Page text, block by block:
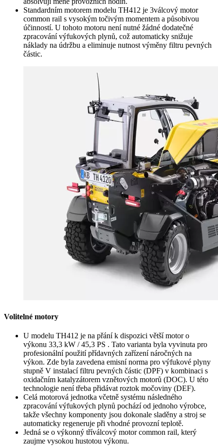
Standardním motorem modelu TH412 je 3válcový motor
common rail s vysokým točivým momentem a působivou
účinností. U tohoto motoru není nutné žádné dodatečné
zpracování výfukových plynů, což automaticky snižuje
náklady na údržbu a eliminuje nutnost výměny filtru pevných
částic.
Volitelné motory
U modelu TH412 je na přání k dispozici větší motor o
výkonu 33,3 kW / 45,3 PS . Tato varianta byla vyvinuta pro
profesionální použití přídavných zařízení náročných na
výkon. Zde byla zavedena emisní norma pro výfukové plyny
stupně V instalací filtru pevných částic (DPF) v kombinaci s
oxidačním katalyzátorem vznětových motorů (DOC). U této
technologie není třeba přidávat roztok močoviny (DEF).
Celá motorová jednotka včetně systému následného
zpracování výfukových plynů pochází od jednoho výrobce,
takže všechny komponenty jsou dokonale sladěny a stroj se
automaticky regeneruje při vhodné provozní teplotě.
Jedná se o výkonný tříválcový motor common rail, který
zaujme vysokou hustotou výkonu.